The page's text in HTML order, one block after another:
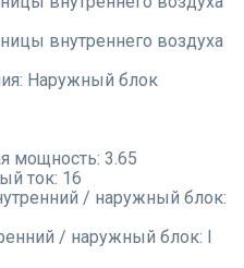
внутреннего воздуха
Наружный блок
мощность: 3.65
ток: 16
/ наружный блок:
/ наружный блок: I